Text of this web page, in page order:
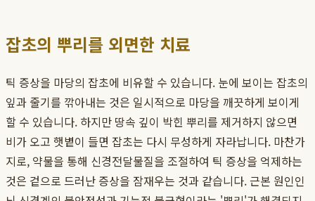
잡초의 뿌리를 외면한 치료
틱 증상을 마당의 잡초에 비유할 수 있습니다. 눈에 보이는 잡초의
잎과 줄기를 깎아내는 것은 일시적으로 마당을 깨끗하게 보이게
할 수 있습니다. 하지만 땅속 깊이 박힌 뿌리를 제거하지 않으면
비가 오고 햇볕이 들면 잡초는 다시 무성하게 자라납니다. 마찬가
지로, 약물을 통해 신경전달물질을 조절하여 틱 증상을 억제하는
것은 겉으로 드러난 증상을 잠재우는 것과 같습니다. 근본 원인인